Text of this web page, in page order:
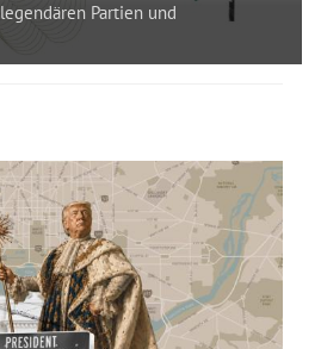
Partien und